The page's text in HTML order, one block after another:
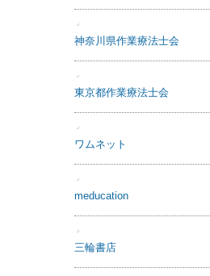
京都府作業療法士会
日本理学療法士学会